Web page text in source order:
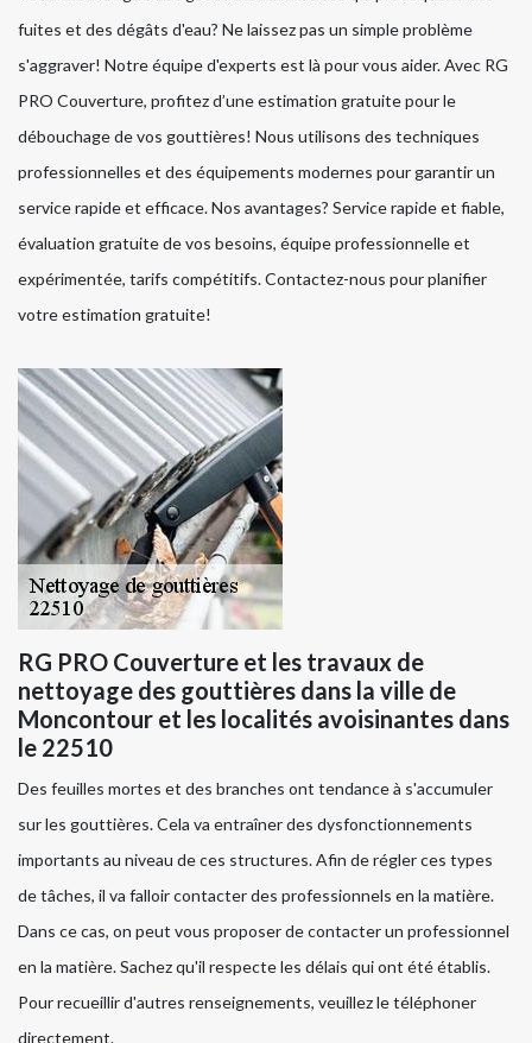
fuites et des dégâts d'eau? Ne laissez pas un simple problème
s'aggraver! Notre équipe d'experts est là pour vous aider. Avec RG
PRO Couverture, profitez d’une estimation gratuite pour le
débouchage de vos gouttières! Nous utilisons des techniques
professionnelles et des équipements modernes pour garantir un
service rapide et efficace. Nos avantages? Service rapide et fiable,
évaluation gratuite de vos besoins, équipe professionnelle et
expérimentée, tarifs compétitifs. Contactez-nous pour planifier
votre estimation gratuite!
RG PRO Couverture et les travaux de
nettoyage des gouttières dans la ville de
Moncontour et les localités avoisinantes dans
le 22510
Des feuilles mortes et des branches ont tendance à s'accumuler
sur les gouttières. Cela va entraîner des dysfonctionnements
importants au niveau de ces structures. Afin de régler ces types
de tâches, il va falloir contacter des professionnels en la matière.
Dans ce cas, on peut vous proposer de contacter un professionnel
en la matière. Sachez qu'il respecte les délais qui ont été établis.
Pour recueillir d'autres renseignements, veuillez le téléphoner
directement.